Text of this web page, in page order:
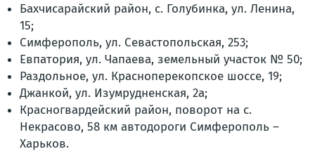
Бахчисарайский район, с. Голубинка, ул. Ленина,
15;
Симферополь, ул. Севастопольская, 253;
Евпатория, ул. Чапаева, земельный участок № 50;
Раздольное, ул. Красноперекопское шоссе, 19;
Джанкой, ул. Изумрудненская, 2а;
Красногвардейский район, поворот на с.
Некрасово, 58 км автодороги Симферополь –
Харьков.